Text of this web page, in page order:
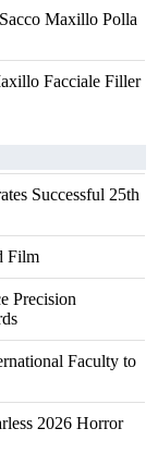
Maxillo Polla
Facciale Filler
Successful 25th
Film
Precision
Faculty to
2026 Horror